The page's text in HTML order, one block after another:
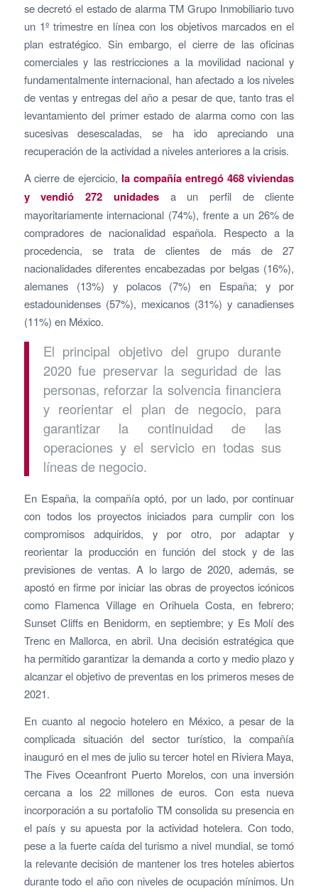
se decretó el estado de alarma TM Grupo Inmobiliario tuvo
un 1º trimestre en línea con los objetivos marcados en el
plan estratégico. Sin embargo, el cierre de las oficinas
comerciales y las restricciones a la movilidad nacional y
fundamentalmente internacional, han afectado a los niveles
de ventas y entregas del año a pesar de que, tanto tras el
levantamiento del primer estado de alarma como con las
sucesivas desescaladas, se ha ido apreciando una
recuperación de la actividad a niveles anteriores a la crisis.
A cierre de ejercicio, la compañía entregó 468 viviendas
y vendió 272 unidadesa un perfil de cliente
mayoritariamente internacional (74%), frente a un 26% de
compradores de nacionalidad española. Respecto a la
procedencia, se trata de clientes de más de 27
nacionalidades diferentes encabezadas por belgas (16%),
alemanes (13%) y polacos (7%) en España; y por
estadounidenses (57%), mexicanos (31%) y canadienses
(11%) en México.
El principal objetivo del grupo durante
2020 fue preservar la seguridad de las
personas, reforzar la solvencia financiera
y reorientar el plan de negocio, para
garantizar la continuidad de las
operaciones y el servicio en todas sus
líneas de negocio.
En España, la compañía optó, por un lado, por continuar
con todos los proyectos iniciados para cumplir con los
compromisos adquiridos, y por otro, por adaptar y
reorientar la producción en función del stock y de las
previsiones de ventas. A lo largo de 2020, además, se
apostó en firme por iniciar las obras de proyectos icónicos
como Flamenca Village en Orihuela Costa, en febrero;
Sunset Cliffs en Benidorm, en septiembre; y Es Molí des
Trenc en Mallorca, en abril. Una decisión estratégica que
ha permitido garantizar la demanda a corto y medio plazo y
alcanzar el objetivo de preventas en los primeros meses de
2021.
En cuanto al negocio hotelero en México, a pesar de la
complicada situación del sector turístico, la compañía
inauguró en el mes de julio su tercer hotel en Riviera Maya,
The Fives Oceanfront Puerto Morelos, con una inversión
cercana a los 22 millones de euros. Con esta nueva
incorporación a su portafolio TM consolida su presencia en
el país y su apuesta por la actividad hotelera. Con todo,
pese a la fuerte caída del turismo a nivel mundial, se tomó
la relevante decisión de mantener los tres hoteles abiertos
durante todo el año con niveles de ocupación mínimos. Un